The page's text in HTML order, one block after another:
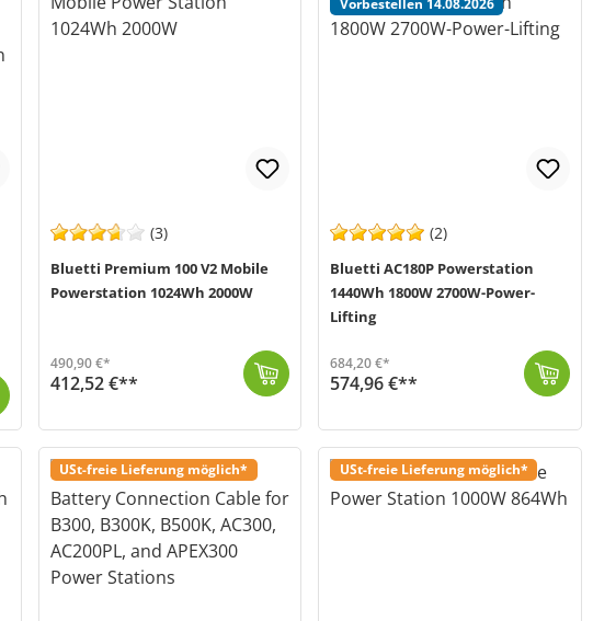
(3)
Bluetti Premium 100 V2 Mobile
Powerstation 1024Wh 2000W
490,90 €*
412,52 €**
Vorbestellen 14.08.2026
(2)
Bluetti AC180P Powerstation
1440Wh 1800W 2700W-Power-
Lifting
684,20 €*
574,96 €**
USt-freie Lieferung möglich* USt-freie Lieferung möglich*